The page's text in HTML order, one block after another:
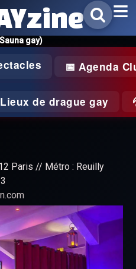
gay)
📅 Agenda
Lieux de drague gay
Paris // Métro : Reuilly